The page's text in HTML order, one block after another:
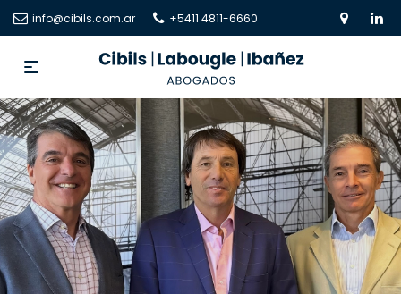
info@cibils.com.ar +5411 4811-6660